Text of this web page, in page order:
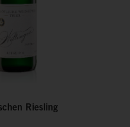
Riesling